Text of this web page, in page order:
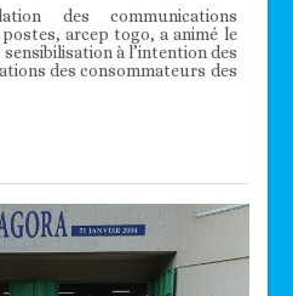
des communications
arcep togo, a animé le
à l’intention des
des consommateurs des